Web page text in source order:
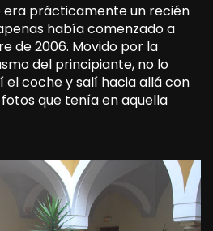
era prácticamente un recién
había comenzado a
de 2006. Movido por la
del principiante, no lo
el coche y salí hacia allá con
que tenía en aquella